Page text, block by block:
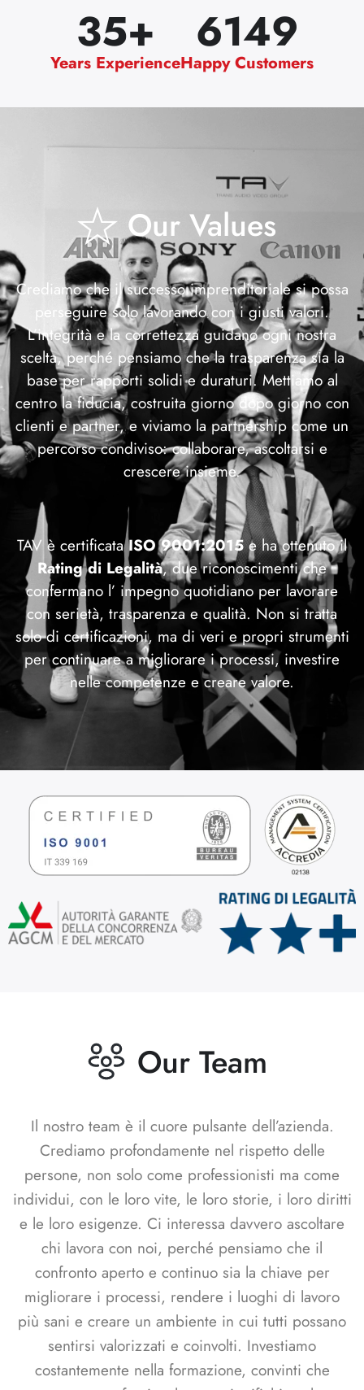
Years Experience
35+
Happy Customers
6149
Our Values
Crediamo che il successo imprenditoriale si possa
perseguire solo lavorando con i giusti valori.
L’integrità e la correttezza guidano ogni nostra
scelta, perché pensiamo che la trasparenza sia la
base per rapporti solidi e duraturi. Mettiamo al
centro la fiducia, costruita giorno dopo giorno con
clienti e partner, e viviamo la partnership come un
percorso condiviso: collaborare, ascoltarsi e
crescere insieme.
TAV è certificataISO 9001:2015e ha ottenuto il
Rating di Legalità, due riconoscimenti che
confermano l’ impegno quotidiano per lavorare
con serietà, trasparenza e qualità. Non si tratta
solo di certificazioni, ma di veri e propri strumenti
per continuare a migliorare i processi, investire
nelle competenze e creare valore.
Our Team
Il nostro team è il cuore pulsante dell’azienda.
Crediamo profondamente nel rispetto delle
persone, non solo come professionisti ma come
individui, con le loro vite, le loro storie, i loro diritti
e le loro esigenze. Ci interessa davvero ascoltare
chi lavora con noi, perché pensiamo che il
confronto aperto e continuo sia la chiave per
migliorare i processi, rendere i luoghi di lavoro
più sani e creare un ambiente in cui tutti possano
sentirsi valorizzati e coinvolti. Investiamo
costantemente nella formazione, convinti che